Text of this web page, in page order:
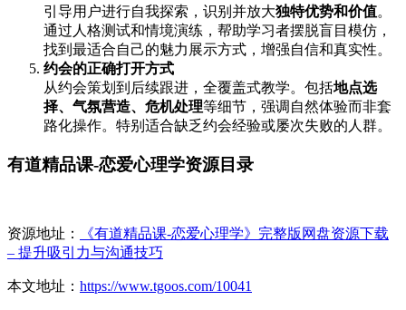
引导用户进行自我探索，识别并放大独特优势和价值。
通过人格测试和情境演练，帮助学习者摆脱盲目模仿，
找到最适合自己的魅力展示方式，增强自信和真实性。
约会的正确打开方式
从约会策划到后续跟进，全覆盖式教学。包括地点选
择、气氛营造、危机处理等细节，强调自然体验而非套
路化操作。特别适合缺乏约会经验或屡次失败的人群。
有道精品课-恋爱心理学资源目录
资源地址：
《有道精品课-恋爱心理学》完整版网盘资源下载
– 提升吸引力与沟通技巧
本文地址： https://www.tgoos.com/10041